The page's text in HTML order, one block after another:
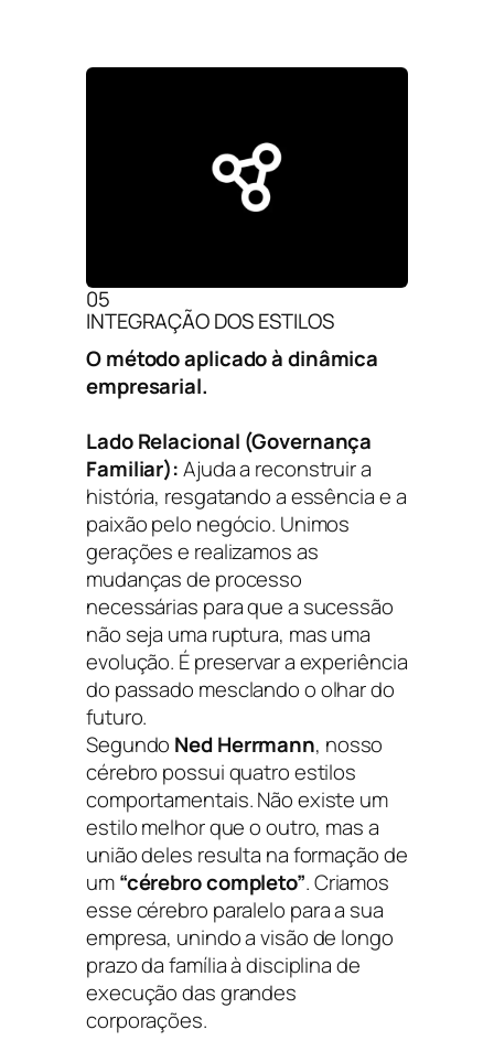
05
INTEGRAÇÃO DOS ESTILOS
O método aplicado à dinâmica
empresarial.
Lado Relacional (Governança
Familiar):Ajuda a reconstruir a
história, resgatando a essência e a
paixão pelo negócio. Unimos
gerações e realizamos as
mudanças de processo
necessárias para que a sucessão
não seja uma ruptura, mas uma
evolução. É preservar a experiência
do passado mesclando o olhar do
futuro.
Segundo Ned Herrmann, nosso
cérebro possui quatro estilos
comportamentais. Não existe um
estilo melhor que o outro, mas a
união deles resulta na formação de
um“cérebro completo”. Criamos
essecérebro paralelo para a sua
empresa, unindo a visão de longo
prazo da família à disciplina de
execução das grandes
corporações.